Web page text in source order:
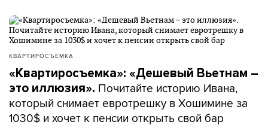
КВАРТИРОСЪЕМКА
«Квартиросъемка»: «Дешевый Вьетнам –
это иллюзия». Почитайте историю Ивана,
который снимает евротрешку в Хошимине за
1030$ и хочет к пенсии открыть свой бар